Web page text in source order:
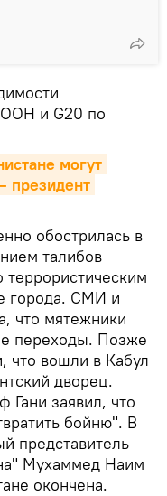
и G20 по
могут
президент
обострилась в
талибов
города. СМИ и
что мятежники
переходы. Позже
что вошли в Кабул
дворец.
Гани заявил, что
бойню". В
представитель
Мухаммед Наим
окончена.